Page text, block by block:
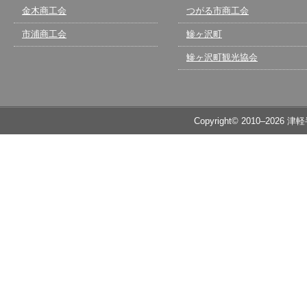
金木商工会
市浦商工会
つがる市商工会
鰺ヶ沢町
鰺ヶ沢町観光協会
Copyright© 2010–2026 津